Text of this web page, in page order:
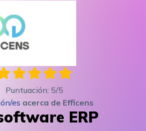
Puntuación: 5/5
es acerca de Efficens
ERP